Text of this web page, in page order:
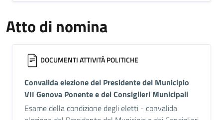
Atto di nomina
DOCUMENTI ATTIVITÀ POLITICHE
Convalida elezione del Presidente del Municipio
VII Genova Ponente e dei Consiglieri Municipali
Esame della condizione degli eletti - convalida